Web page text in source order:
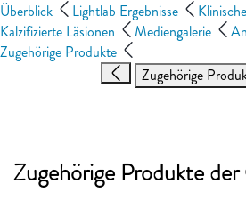
Überblick Lightlab Ergebnisse
Kalzifizierte Läsionen
Mediengalerie
Zugehörige Produkte
Zugehörige
Zugehörige Produkte